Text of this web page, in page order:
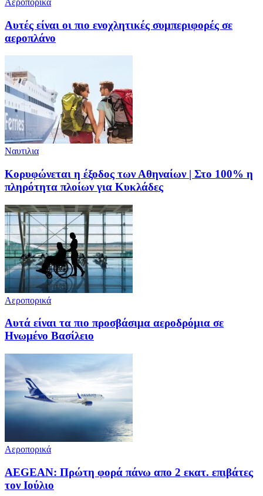
Αυτές είναι οι πιο ενοχλητικές συμπεριφορές σε
αεροπλάνο
Ναυτιλια
Κορυφώνεται η έξοδος των Αθηναίων | Στο 100% η
πληρότητα πλοίων για Κυκλάδες
Αεροπορικά
Αυτά είναι τα πιο προσβάσιμα αεροδρόμια σε
Ηνωμένο Βασίλειο
Αεροπορικά
AEGEAN: Πρώτη φορά πάνω απο 2 εκατ. επιβάτες
τον Ιούλιο